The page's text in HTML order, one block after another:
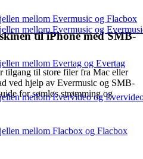
mellom Evermusic og Flacbox
mellom Evermusic og
mellom Evertag og Evertag
mellom Evervideo og
mellom Flacbox og Flacbox
til iPhone med SMB-
til store filer fra Mac eller
ved hjelp av Evermusic og SMB-
for sømløs strømming og